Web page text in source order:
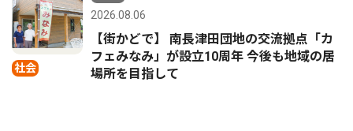
社会
2026.08.06
【街かどで】 南長津田団地の交流拠点「カ
フェみなみ」が設立10周年 今後も地域の居
場所を目指して